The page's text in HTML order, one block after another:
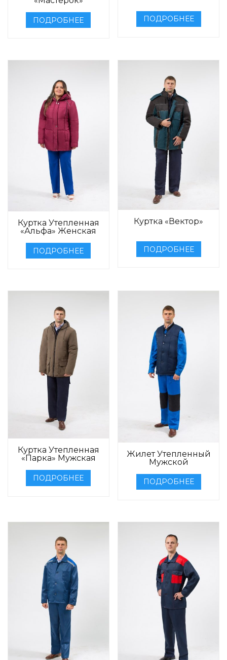
ПОДРОБНЕЕ ПОДРОБНЕЕ
Куртка Утепленная
«Альфа» Женская
ПОДРОБНЕЕ
Куртка «Вектор»
ПОДРОБНЕЕ
Куртка Утепленная
«Парка» Мужская
ПОДРОБНЕЕ
Жилет Утепленный
Мужской
ПОДРОБНЕЕ